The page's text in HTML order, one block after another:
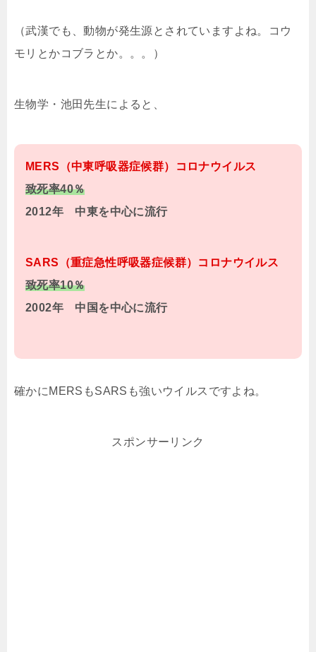
（武漢でも、動物が発生源とされていますよね。コウ
モリとかコブラとか。。。）
生物学・池田先生によると、
MERS（中東呼吸器症候群）コロナウイルス
致死率40％
2012年 中東を中心に流行
SARS（重症急性呼吸器症候群）コロナウイルス
致死率10％
2002年 中国を中心に流行
確かにMERSもSARSも強いウイルスですよね。
スポンサーリンク